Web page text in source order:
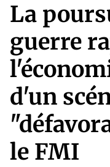
La
guerre
d'un
le FMI